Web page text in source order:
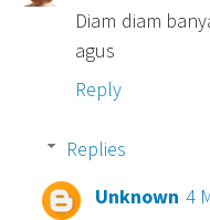
Diam diam
agus
Reply
Replies
Unknown 4